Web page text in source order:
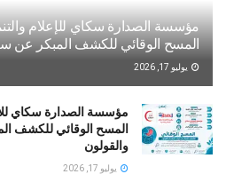
مؤسسة الصدارة سكاي للإعلام
المسح الوقائي للكشف المبكر عن
يوليو 17, 2026
مؤسسة الصدارة سكاي
المسح الوقائي للكشف
والقولون
يوليو 17, 2026